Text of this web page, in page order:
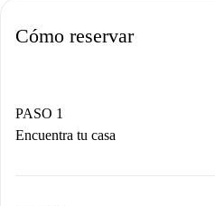
Cómo reservar
PASO 1
Encuentra tu casa